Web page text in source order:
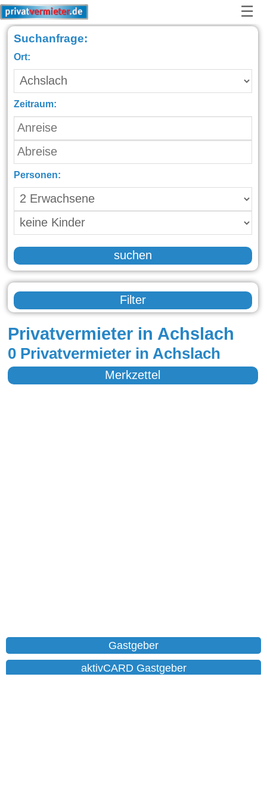
☰
Suchanfrage:
Ort:
Zeitraum:
Personen:
suchen
Filter
Privatvermieter in Achslach
0 Privatvermieter in Achslach
Merkzettel
Gastgeber
aktivCARD Gastgeber